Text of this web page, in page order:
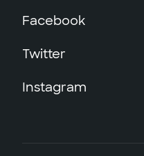
Facebook
Twitter
Instagram